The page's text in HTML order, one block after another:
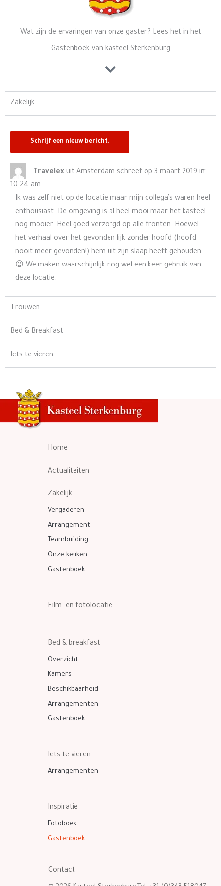
Wat zijn de ervaringen van onze gasten? Lees het in het
Gastenboek van kasteel Sterkenburg
Zakelijk
Travelex uit Amsterdam schreef op 3 maart 2019 in
10:24 am
Ik was zelf niet op de locatie maar mijn collega’s waren heel
enthousiast. De omgeving is al heel mooi maar het kasteel
nog mooier. Heel goed verzorgd op alle fronten. Hoewel
het verhaal over het gevonden lijk zonder hoofd (hoofd
nooit meer gevonden!) hem uit zijn slaap heeft gehouden
😉 We maken waarschijnlijk nog wel een keer gebruik van
deze locatie.
…
Trouwen
Bed & Breakfast
Iets te vieren
Home
Actualiteiten
Zakelijk
Vergaderen
Arrangement
Teambuilding
Onze keuken
Gastenboek
Film- en fotolocatie
Bed & breakfast
Overzicht
Kamers
Beschikbaarheid
Arrangementen
Gastenboek
Iets te vieren
Arrangementen
Inspiratie
Fotoboek
Gastenboek
Contact